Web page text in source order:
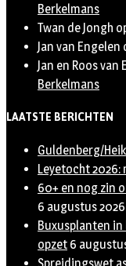
Berkelmans
Twan de Jongh
Jan van Engelen
Jan en Roos van
Berkelmans
LAATSTE BERICHTEN
Guldenberg/
Leyetocht
60+ en nog zin
6 augustus 2026
Buxusplanten
opzet 6